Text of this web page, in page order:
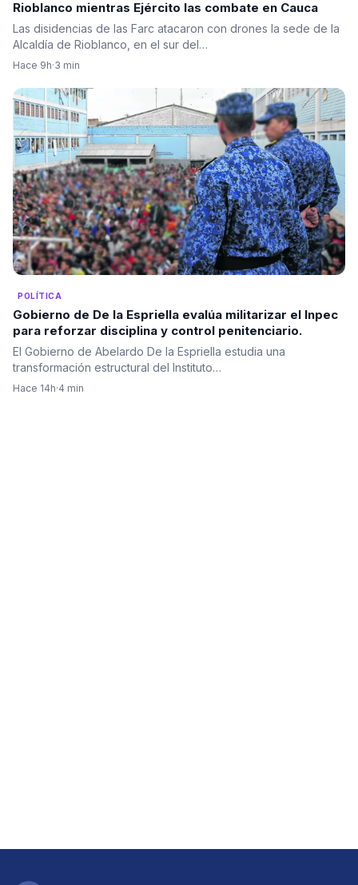
Rioblanco mientras Ejército las combate en Cauca
Las disidencias de las Farc atacaron con drones la sede de la
Alcaldía de Rioblanco, en el sur del…
Hace 9h·3 min
POLÍTICA
Gobierno de De la Espriella evalúa militarizar el Inpec
para reforzar disciplina y control penitenciario.
El Gobierno de Abelardo De la Espriella estudia una
transformación estructural del Instituto…
Hace 14h·4 min